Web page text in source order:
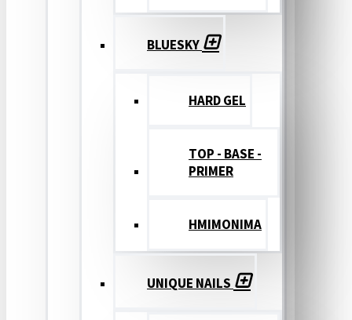
BLUESKY
HARD GEL
TOP - BASE -
PRIMER
ΗΜΙΜΟΝΙΜΑ
UNIQUE NAILS